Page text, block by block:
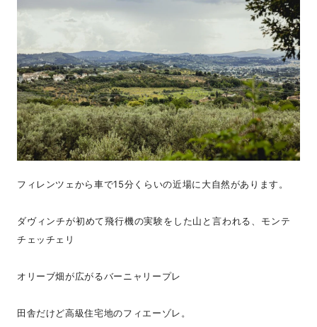
フィレンツェから車で15分くらいの近場に大自然があります。
ダヴィンチが初めて飛行機の実験をした山と言われる、モンテ
チェッチェリ
オリーブ畑が広がるバーニャリープレ
田舎だけど高級住宅地のフィエーゾレ。